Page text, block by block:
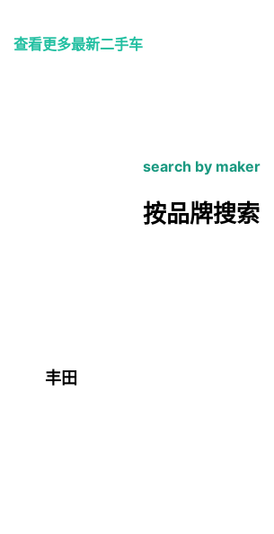
查看更多最新二手车
search by maker
按品牌搜索
丰田